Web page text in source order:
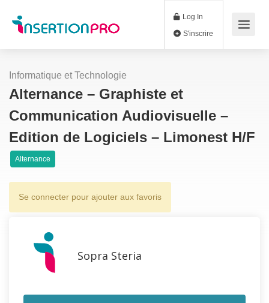
Log In
Informatique et Technologie
Alternance – Graphiste et
Communication Audiovisuelle –
Edition de Logiciels – Limonest H/F
Alternance
Se connecter pour ajouter aux favoris
Sopra Steria